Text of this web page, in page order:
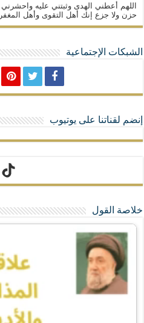
اللهم أعطني الهدى وثبتني عليه
حزن ولا جزع إنك أهل التقوى وأهل
الشبكات الإجتماعية
إنضم لقناتنا على يوتيوب
تيك توك
خلاصة القول